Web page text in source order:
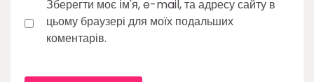
Зберегти моє ім'я, e-mail, та адресу сайту в
цьому браузері для моїх подальших
коментарів.